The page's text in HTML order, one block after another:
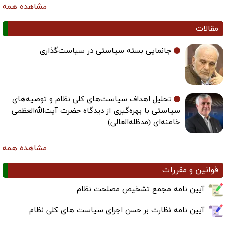
مشاهده همه
مقالات
جانمایی بسته سیاستی در سیاست‌گذاری
تحلیل اهداف سیاست‌های کلی نظام و توصیه‌های
سیاستی با بهره‌گیری از دیدگاه حضرت آیت‌الله‌العظمی
خامنه‌ای (مدظله‌العالی)
مشاهده همه
قوانین و مقررات
آیین نامه مجمع تشخیص مصلحت نظام
آیین نامه نظارت بر حسن اجرای سیاست های کلی نظام